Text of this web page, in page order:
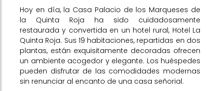
Hoy en día, la Casa Palacio de los Marqueses de
la Quinta Roja ha sido cuidadosamente
restaurada y convertida en un hotel rural, Hotel La
Quinta Roja. Sus 19 habitaciones, repartidas en dos
plantas, están exquisitamente decoradas ofrecen
un ambiente acogedor y elegante. Los huéspedes
pueden disfrutar de las comodidades modernas
sin renunciar al encanto de una casa señorial.